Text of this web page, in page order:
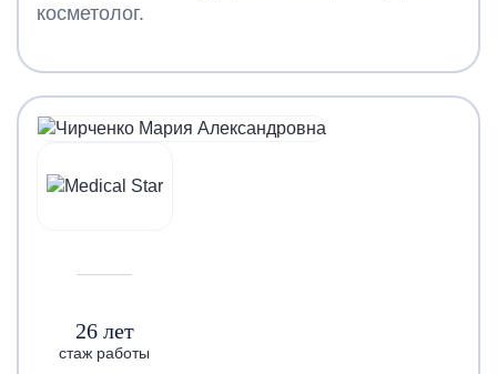
косметолог.
26 лет
стаж работы